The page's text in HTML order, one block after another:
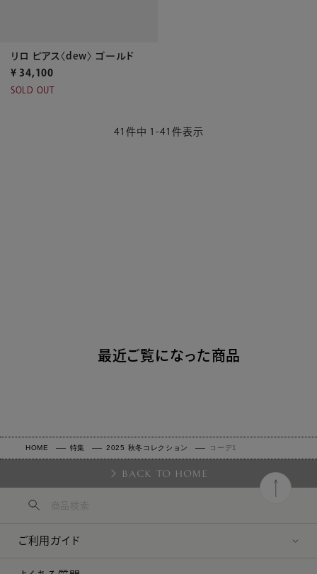
リロ ピアス〈dew〉 ゴールド
¥ 34,100
SOLD OUT
41件中 1 -41件表示
最近ご覧になった商品
HOME 特集 2025 秋冬コレクション コーデ1
BACK TO HOME
ご利用ガイド